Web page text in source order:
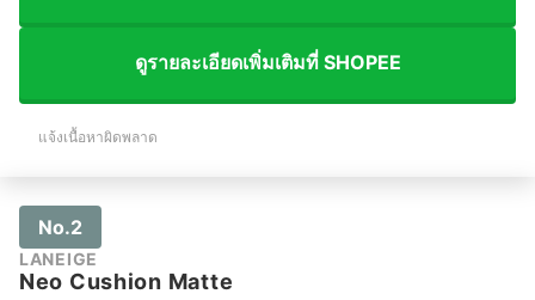
ดูรายละเอียดเพิ่มเติมที่ SHOPEE
แจ้งเนื้อหาผิดพลาด
No.2
LANEIGE
Neo Cushion Matte